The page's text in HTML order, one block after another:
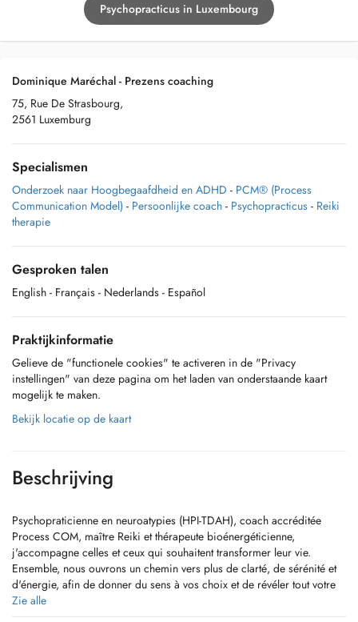
Psychopracticus in Luxembourg
Dominique Maréchal - Prezens coaching
75, Rue De Strasbourg,
2561 Luxemburg
Specialismen
Onderzoek naar Hoogbegaafdheid en ADHD - PCM® (Process
Communication Model) - Persoonlijke coach - Psychopracticus - Reiki
therapie
Gesproken talen
English - Français - Nederlands - Español
Praktijkinformatie
Gelieve de "functionele cookies" te activeren in de "Privacy
instellingen" van deze pagina om het laden van onderstaande kaart
mogelijk te maken.
Bekijk locatie op de kaart
Beschrijving
Psychopraticienne en neuroatypies (HPI-TDAH), coach accréditée
Process COM, maître Reiki et thérapeute bioénergéticienne,
j'accompagne celles et ceux qui souhaitent transformer leur vie.
Ensemble, nous ouvrons un chemin vers plus de clarté, de sérénité et
d'énergie, afin de donner du sens à vos choix et de révéler tout votre
potentiel.
Zie alle